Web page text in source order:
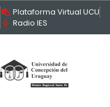
Plataforma Virtual UCU
Radio IES